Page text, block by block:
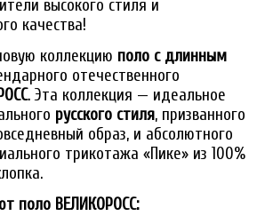
высокого стиля и
качества!
коллекцию поло с длинным
отечественного
. Эта коллекция — идеальное
русского стиля, призванного
образ, и абсолютного
трикотажа «Пике» из 100%
поло ВЕЛИКОРОСС: